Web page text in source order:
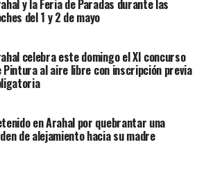
y la Feria de Paradas durante las
del 1 y 2 de mayo
celebra este domingo el XI concurso
Pintura al aire libre con inscripción previa
en Arahal por quebrantar una
de alejamiento hacia su madre